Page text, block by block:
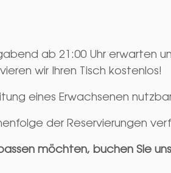
ab 21:00 Uhr erwarten
wir Ihren Tisch kostenlos!
eines Erwachsenen
der Reservierungen
möchten, buchen Sie